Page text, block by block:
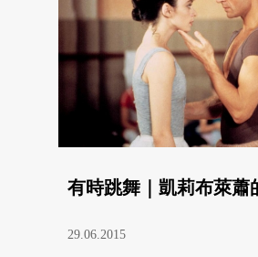
有時跳舞｜凱莉布萊蕭
29.06.2015